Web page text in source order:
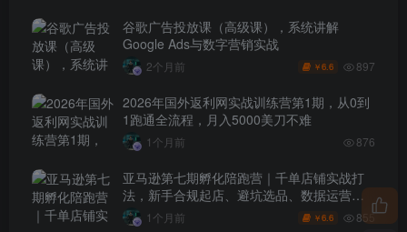
谷歌广告投放课（高级课），系统讲解
Google Ads与数字营销实战
2个月前 ￥6.6 897
2026年国外返利网实战训练营第1期，从0到
1跑通全流程，月入5000美刀不难
1个月前 876
亚马逊第七期孵化陪跑营｜千单店铺实战打
法，新手合规起店、避坑选品、数据运营全
落地（更新0625）
1个月前 ￥6.6 855